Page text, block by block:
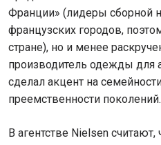
Франции» (лидеры сборной
французских городов,
стране), но и менее
производитель одежды для
сделал акцент на
преемственности поколений.
В агентстве Nielsen считают,